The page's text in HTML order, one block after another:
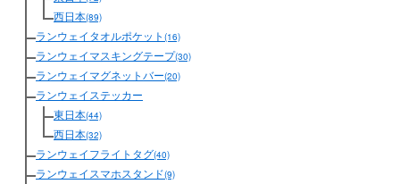
西日本(89)
ランウェイタオルポケット (16)
ランウェイマスキングテープ(30)
ランウェイマグネットバー(20)
ランウェイステッカー
東日本(44)
西日本(32)
ランウェイフライトタグ(40)
ランウェイスマホスタンド(9)